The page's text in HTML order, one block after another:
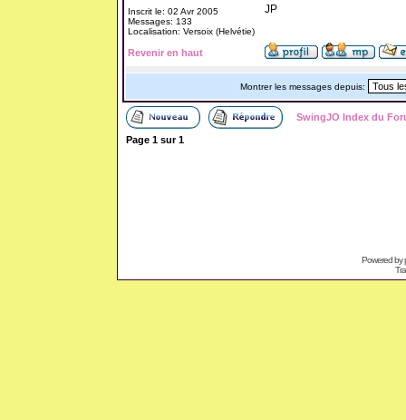
Inscrit le: 02 Avr 2005
Messages: 133
Localisation: Versoix (Helvétie)
JP
Revenir en haut
Montrer les messages depuis:
SwingJO Index du
Page 1sur1
Powered by